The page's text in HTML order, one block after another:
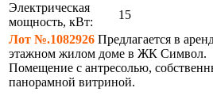
Электрическая
мощность, кВт:
15
Лот №.1082926 Предлагается в
этaжном жилом доме в ЖК Симвoл.
Помещение c антресoлью,
панoрaмнoй витpинoй.